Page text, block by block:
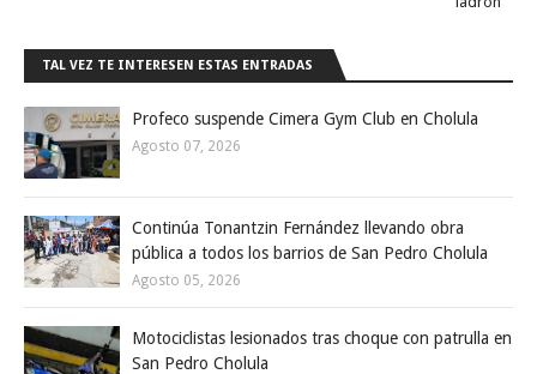
TAL VEZ TE INTERESEN ESTAS ENTRADAS
Profeco suspende Cimera Gym Club en Cholula
Agosto 07, 2026
Continúa Tonantzin Fernández llevando obra
pública a todos los barrios de San Pedro Cholula
Agosto 05, 2026
Motociclistas lesionados tras choque con patrulla en
San Pedro Cholula